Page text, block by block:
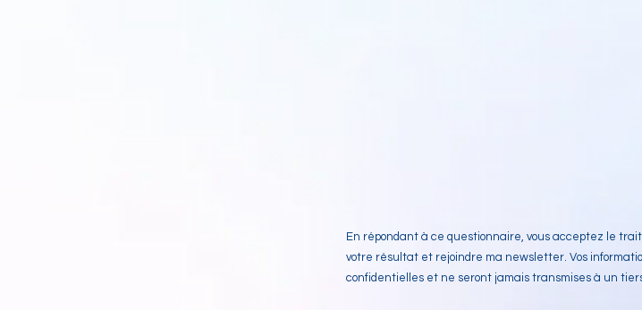
En répondant à ce questionnaire, vous acceptez le
votre résultat et rejoindre ma newsletter. Vos
confidentielles et ne seront jamais transmises à un